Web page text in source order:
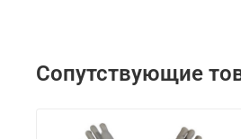
Сопутствующие